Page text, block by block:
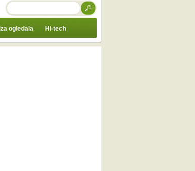
TRAŽI
Iza ogledala Hi-tech